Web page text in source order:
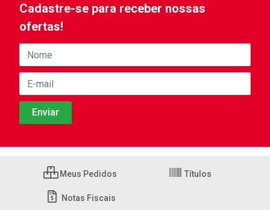
Cadastre-se para receber nossas
ofertas!
Meus Pedidos Títulos
Notas Fiscais